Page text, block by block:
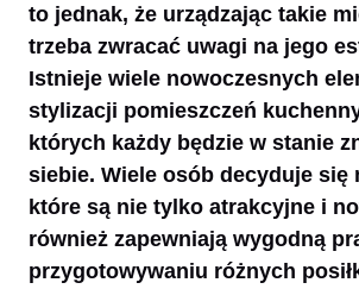
to jednak, że urządzając takie
trzeba zwracać uwagi na jego
Istnieje wiele nowoczesnych
stylizacji pomieszczeń
których każdy będzie w stanie
siebie. Wiele osób decyduje się
które są nie tylko atrakcyjne i
również zapewniają wygodną
przygotowywaniu różnych